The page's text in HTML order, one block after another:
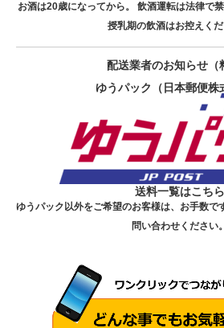
お酒は20歳になってから。 飲酒運転は法律で
授乳期の飲酒はお控えくだ
配送業者のお知らせ（
ゆうパック（日本郵便株
送料一覧はこちら
ゆうパック以外をご希望のお客様は、お手数で
問い合わせください。